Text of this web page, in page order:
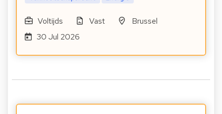
Voltijds Vast
Brussel
30 Jul 2026